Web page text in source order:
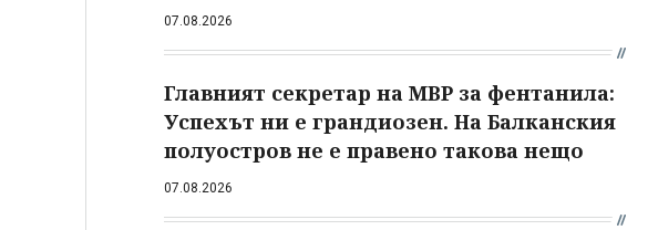
07.08.2026
Главният секретар на МВР за фентанила:
Успехът ни е грандиозен. На Балканския
полуостров не е правено такова нещо
07.08.2026